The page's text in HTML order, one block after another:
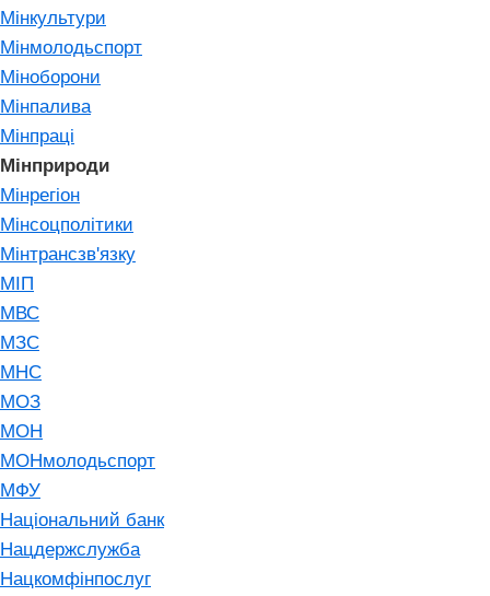
Мінкультури
Мінмолодьспорт
Міноборони
Мінпалива
Мінпраці
Мінприроди
Мінрегіон
Мінсоцполітики
Мінтрансзв'язку
МІП
МВС
МЗС
МНС
МОЗ
МОН
МОНмолодьспорт
МФУ
Національний банк
Нацдержслужба
Нацкомфінпослуг